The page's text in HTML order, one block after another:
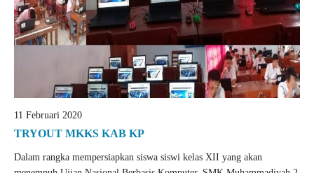
11 Februari 2020
TRYOUT MKKS KAB KP
Dalam rangka mempersiapkan siswa siswi kelas XII yang akan